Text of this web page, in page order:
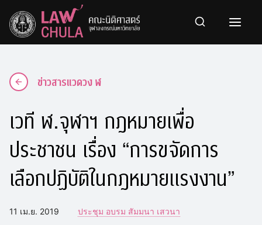
content
ข่าวสารแวดวง ฬ
เวที ฬ.จุฬาฯ กฎหมายเพื่อ
ประชาชน เรื่อง “การขจัดการ
เลือกปฏิบัติในกฎหมายแรงงาน”
11 เม.ย. 2019 ประชุม อบรม สัมมนา เสวนา